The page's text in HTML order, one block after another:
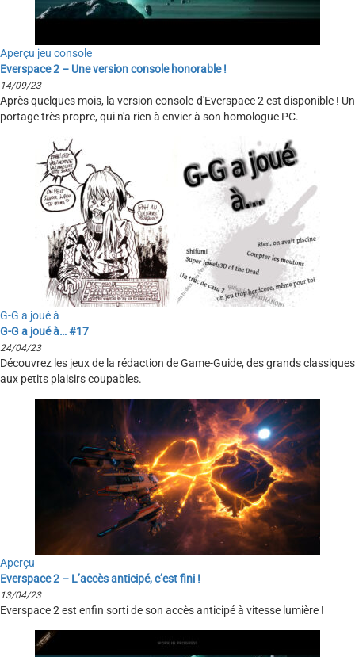
Aperçu jeu console
Everspace 2 – Une version console honorable !
14/09/23
Après quelques mois, la version console d'Everspace 2 est disponible ! Un
portage très propre, qui n'a rien à envier à son homologue PC.
G-G a joué à
G-G a joué à… #17
24/04/23
Découvrez les jeux de la rédaction de Game-Guide, des grands classiques
aux petits plaisirs coupables.
Aperçu
Everspace 2 – L’accès anticipé, c’est fini !
13/04/23
Everspace 2 est enfin sorti de son accès anticipé à vitesse lumière !